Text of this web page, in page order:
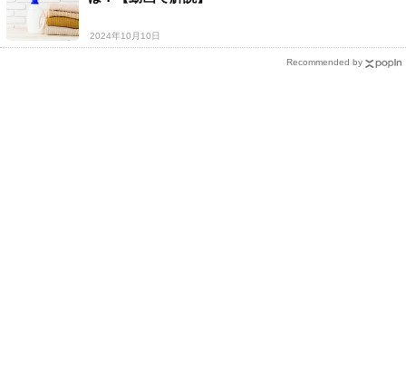
2024年10月10日
Recommended by